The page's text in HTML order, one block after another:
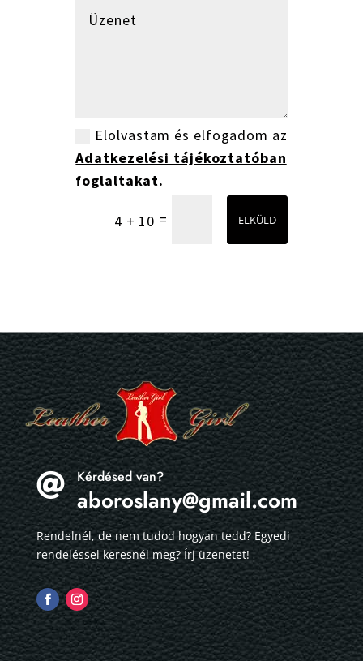
Elolvastam és elfogadom az
Adatkezelési tájékoztatóban
foglaltakat.
4 + 10 = ELKÜLD
 Kérdésed van?
aboroslany@gmail.com
Rendelnél, de nem tudod hogyan tedd? Egyedi
rendeléssel keresnél meg? Írj üzenetet!